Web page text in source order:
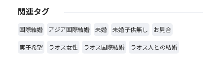
関連タグ
国際結婚 アジア国際結婚 未婚 未婚子供無し お見合
実子希望 ラオス女性 ラオス国際結婚 ラオス人との結婚